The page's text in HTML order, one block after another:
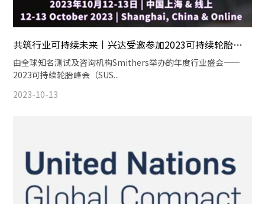
共筑行业可持续未来丨兴达受邀参加2023可持续轮胎峰会
由全球知名测试及咨询机构Smithers举办的年度行业盛会——
2023可持续轮胎峰会（SUS...
2023-10-13